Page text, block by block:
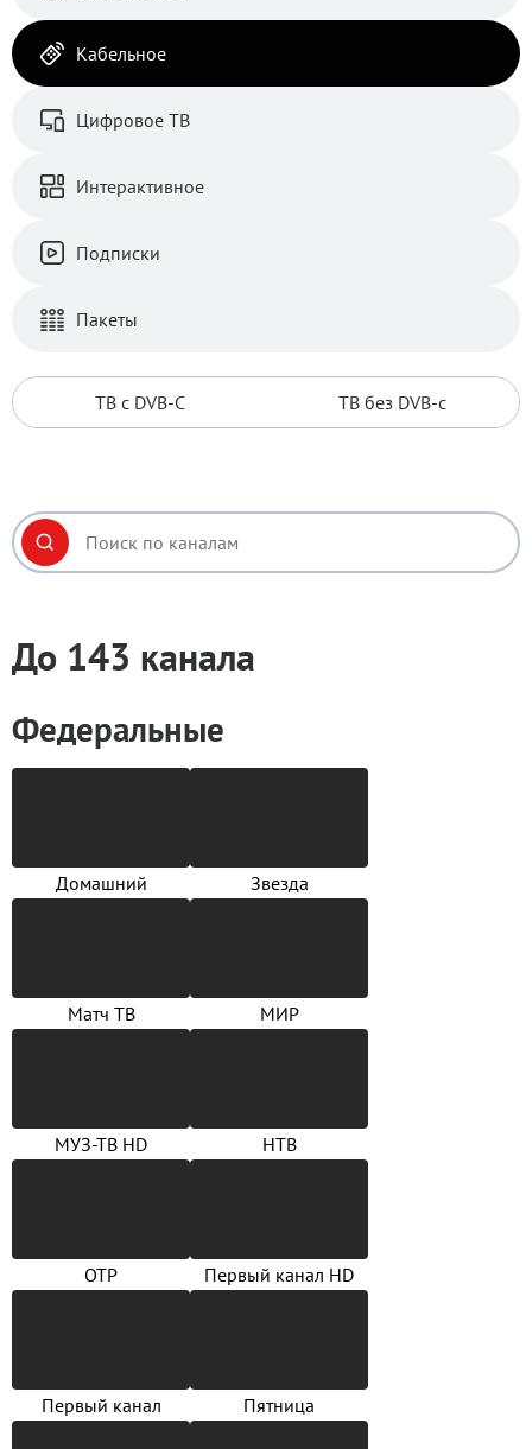
Кабельное
Цифровое ТВ
Интерактивное
Подписки
Пакеты
ТВ с DVB-C ТВ без DVB-c
До 143 канала
Федеральные
Домашний Звезда
Матч ТВ МИР
МУЗ-ТВ HD НТВ
ОТР Первый канал HD
Первый канал Пятница